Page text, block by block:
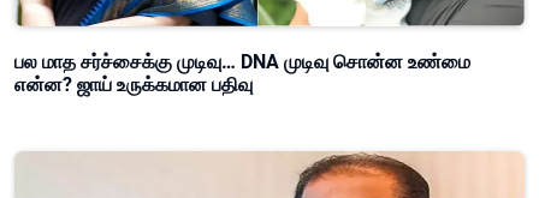
பல மாத சர்ச்சைக்கு முடிவு… DNA முடிவு சொன்ன உண்மை
என்ன? ஜாய் உருக்கமான பதிவு